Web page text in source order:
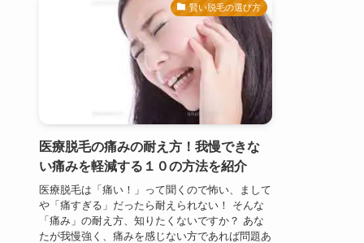
賢い脱毛の選び方
医療脱毛の痛みの耐え方！我慢できな
い痛みを軽減する１０の方法を紹介
医療脱毛は「痛い！」って聞くので怖い、まして
や「痛すぎる」だったら耐えられない！ そんな
「痛み」の耐え方、知りたくないですか？ あな
たが我慢強く、痛みを感じない方であれば問題あ